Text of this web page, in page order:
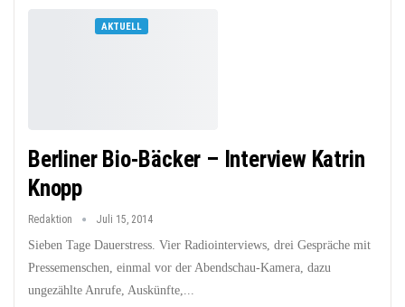
AKTUELL
Berliner Bio-Bäcker – Interview Katrin
Knopp
Redaktion Juli 15, 2014
Sieben Tage Dauerstress. Vier Radiointerviews, drei Gespräche mit
Pressemenschen, einmal vor der Abendschau-Kamera, dazu
ungezählte Anrufe, Auskünfte,...